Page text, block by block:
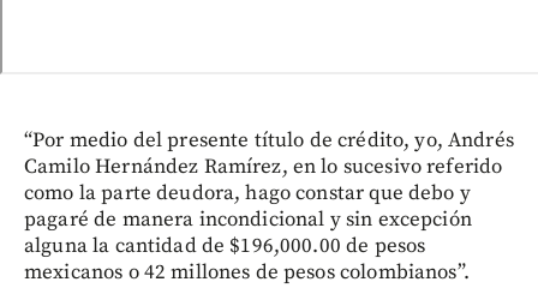
“Por medio del presente título de crédito, yo, Andrés
Camilo Hernández Ramírez, en lo sucesivo referido
como la parte deudora, hago constar que debo y
pagaré de manera incondicional y sin excepción
alguna la cantidad de $196,000.00 de pesos
mexicanos o 42 millones de pesos colombianos”.